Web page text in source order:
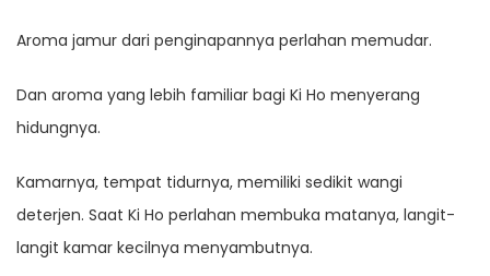
Aroma jamur dari penginapannya perlahan memudar.
Dan aroma yang lebih familiar bagi Ki Ho menyerang
hidungnya.
Kamarnya, tempat tidurnya, memiliki sedikit wangi
deterjen. Saat Ki Ho perlahan membuka matanya, langit-
langit kamar kecilnya menyambutnya.